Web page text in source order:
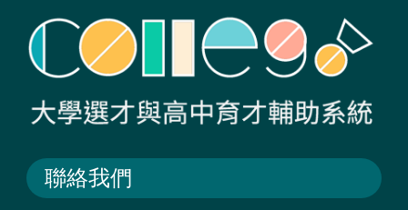
聯絡我們